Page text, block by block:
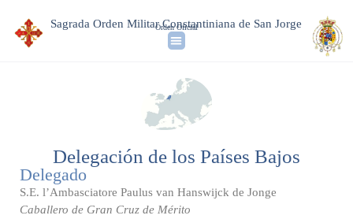
Sagrada Orden Militar Constantiniana de San Jorge
Orden Oficial
Delegación de los Países Bajos
Delegado
S.E. l’Ambasciatore Paulus van Hanswijck de Jonge
Caballero de Gran Cruz de Mérito